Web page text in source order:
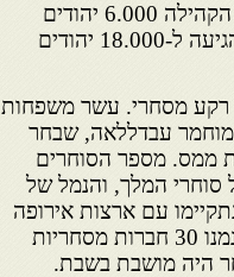
ג. המלאח שבו התגוררו אנשים מדלת העם. בראשיתה מנתה הקהילה 6.000 יהודים
שהיוו כ-50% מן האוכלוסיה הכללית ובתחילת המאה ה-18 הגיעה ל-18.000 יהודים
רקע מסחרי. עשר משפחות
מוחמר עבדללאה, שבחר
ממס. מספר הסוחרים
המאה ה-19 הגיע ל-24 שהיוו כ-60% מכלל סוחרי המלך, והנמל של
עם ארצות אירופה
וביניהן אנגליה וצרפת. בראשית שנות ה-80 של המאה ה-20 נמנו 30 חברות מסחריות